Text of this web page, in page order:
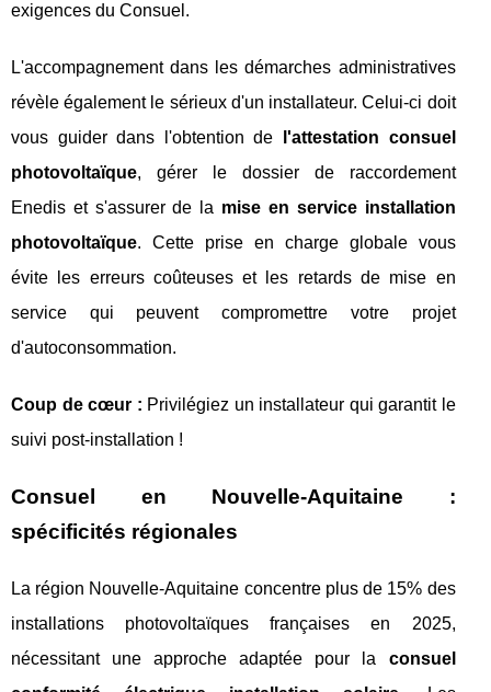
exigences du Consuel.
L'accompagnement dans les démarches administratives
révèle également le sérieux d'un installateur. Celui-ci doit
vous guider dans l'obtention de
l'attestation consuel
photovoltaïque, gérer le dossier de raccordement
Enedis et s'assurer de la mise en service installation
photovoltaïque. Cette prise en charge globale vous
évite les erreurs coûteuses et les retards de mise en
service qui peuvent compromettre votre projet
d'autoconsommation.
Coup de cœur : Privilégiez un installateur qui garantit le
suivi post-installation !
Consuel en Nouvelle-Aquitaine :
spécificités régionales
La région Nouvelle-Aquitaine concentre plus de 15% des
installations photovoltaïques françaises en 2025,
nécessitant une approche adaptée pour la consuel